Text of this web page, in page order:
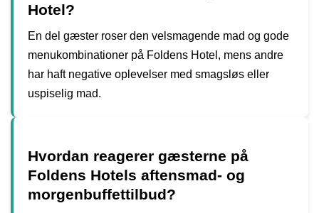
Hotel?
En del gæster roser den velsmagende mad og gode
menukombinationer på Foldens Hotel, mens andre
har haft negative oplevelser med smagsløs eller
uspiselig mad.
Hvordan reagerer gæsterne på
Foldens Hotels aftensmad- og
morgenbuffettilbud?